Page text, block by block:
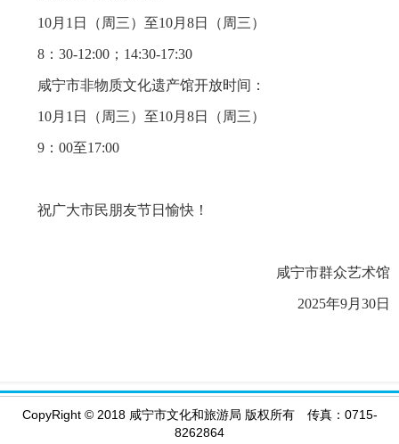
10月1日（周三）至10月8日（周三）
8：30-12:00；14:30-17:30
咸宁市非物质文化遗产馆开放时间：
10月1日（周三）至10月8日（周三）
9：00至17:00
祝广大市民朋友节日愉快！
咸宁市群众艺术馆
2025年9月30日
CopyRight ©2018 咸宁市文化和旅游局 版权所有 传真：0715-
8262864